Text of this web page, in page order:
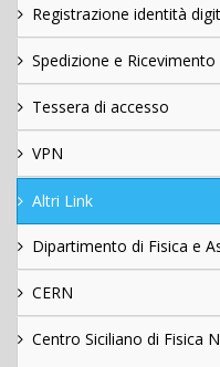
Registrazione identità
Spedizione e Ricevimento
Tessera di accesso
VPN
Altri Link
Dipartimento di Fisica e
CERN
Centro Siciliano di Fisica